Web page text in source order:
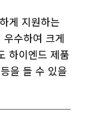
게 지원하는
수하여 크게
하이엔드 제품
을 들 수 있을